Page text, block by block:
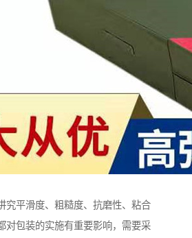
究平滑度、粗糙度、抗磨性、粘合
对包装的实施有重要影响，需要采